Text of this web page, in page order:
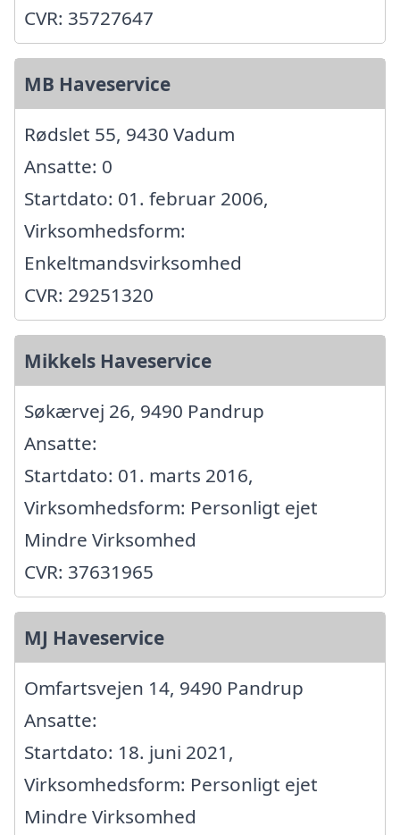
CVR: 35727647
MB Haveservice
Rødslet 55, 9430 Vadum
Ansatte: 0
Startdato: 01. februar 2006,
Virksomhedsform:
Enkeltmandsvirksomhed
CVR: 29251320
Mikkels Haveservice
Søkærvej 26, 9490 Pandrup
Ansatte:
Startdato: 01. marts 2016,
Virksomhedsform: Personligt ejet
Mindre Virksomhed
CVR: 37631965
MJ Haveservice
Omfartsvejen 14, 9490 Pandrup
Ansatte:
Startdato: 18. juni 2021,
Virksomhedsform: Personligt ejet
Mindre Virksomhed